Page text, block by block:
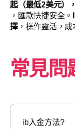
起（最低2美元）
，匯款快捷安全。
擇，操作靈活，成
常見問
ib入金方法?